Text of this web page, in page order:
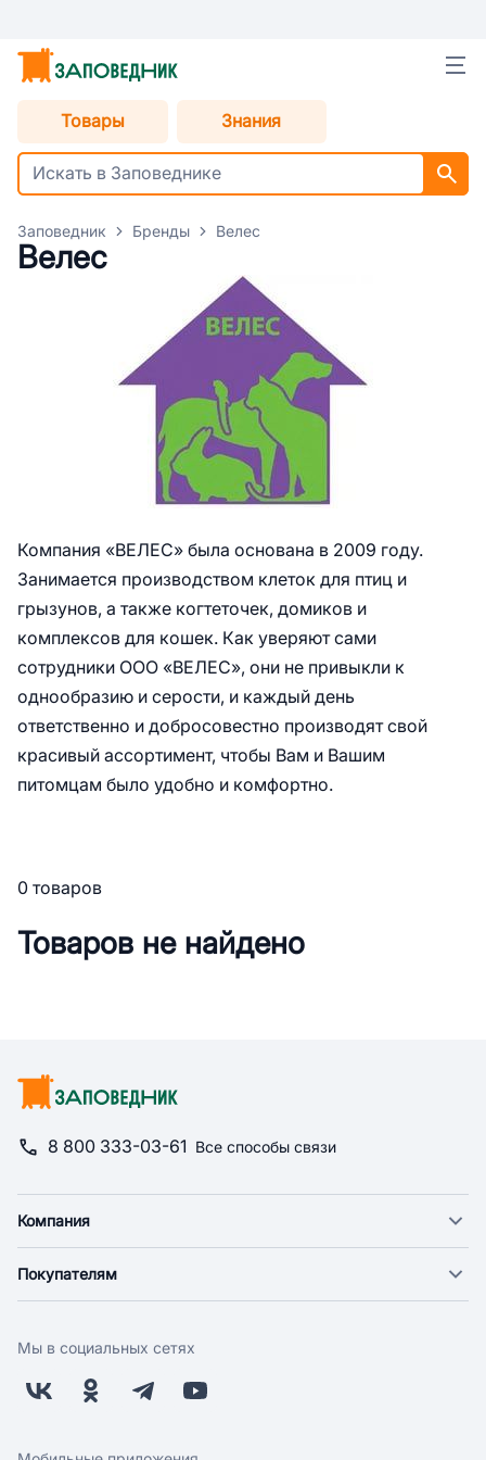
Товары Знания
Заповедник Бренды Велес
Велес
Компания «ВЕЛЕС» была основана в 2009 году.
Занимается производством клеток для птиц и
грызунов, а также когтеточек, домиков и
комплексов для кошек. Как уверяют сами
сотрудники ООО «ВЕЛЕС», они не привыкли к
однообразию и серости, и каждый день
ответственно и добросовестно производят свой
красивый ассортимент, чтобы Вам и Вашим
питомцам было удобно и комфортно.
0 товаров
Товаров не найдено
8 800 333-03-61 Все способы связи
Компания
Новости
Поставщикам
Заводчикам
Обратная связь
Покупателям
Оплата
Бонусная программа
Скидки и акции
Мы в социальных сетях